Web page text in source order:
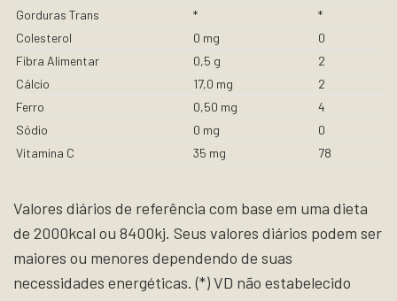
Gorduras Trans
*
*
Colesterol
0 mg
0
Fibra Alimentar
0,5 g
2
Cálcio
17,0 mg
2
Ferro
0,50 mg
4
Sódio
0 mg
0
Vitamina C
35 mg 78
Valores diários de referência com base em uma dieta
de 2000kcal ou 8400kj. Seus valores diários podem ser
maiores ou menores dependendo de suas
necessidades energéticas. (*) VD não estabelecido